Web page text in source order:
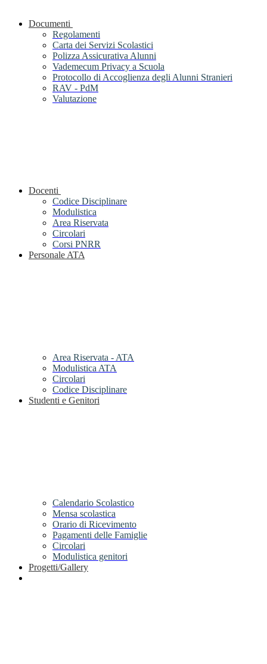
Documenti
Regolamenti
Carta dei Servizi Scolastici
Polizza Assicurativa Alunni
Vademecum Privacy a Scuola
Protocollo di Accoglienza degli Alunni Stranieri
RAV - PdM
Valutazione
Docenti
Codice Disciplinare
Modulistica
Area Riservata
Circolari
Corsi PNRR
Personale ATA
Area Riservata - ATA
Modulistica ATA
Circolari
Codice Disciplinare
Studenti e Genitori
Calendario Scolastico
Mensa scolastica
Orario di Ricevimento
Pagamenti delle Famiglie
Circolari
Modulistica genitori
Progetti/Gallery